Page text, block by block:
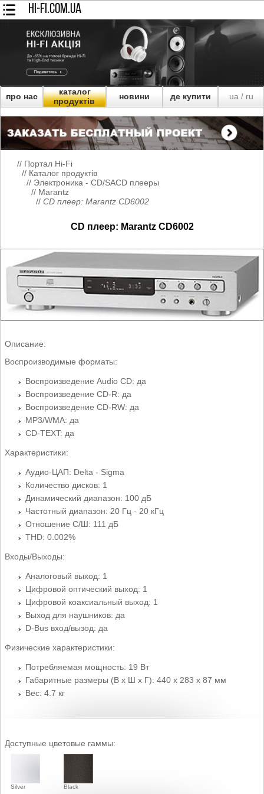
HI-FI.COM.UA
про нас
каталог
продуктів
новини де купити ua/ ru
// Портал Hi-Fi
// Каталог продуктів
// Электроника - CD/SACD плееры
// Marantz
// CD плеер: Marantz CD6002
CD плеер: Marantz CD6002
Описание:
Воспроизводимые форматы:
Воспроизведение Audio CD: да
Воспроизведение CD-R: да
Воспроизведение CD-RW: да
MP3/WMA: да
CD-TEXT: да
Характеристики:
Аудио-ЦАП: Delta - Sigma
Количество дисков: 1
Динамический диапазон: 100 дБ
Частотный диапазон: 20 Гц - 20 кГц
Отношение С/Ш: 111 дБ
THD: 0.002%
Входы/Выходы:
Аналоговый выход: 1
Цифровой оптический выход: 1
Цифровой коаксиальный выход: 1
Выход для наушников: да
D-Bus вход/вызод: да
Физические характеристики:
Потребляемая мощность: 19 Вт
Габаритные размеры (В x Ш x Г): 440 x 283 x 87 мм
Вес: 4.7 кг
Доступные цветовые гаммы:
Silver Black